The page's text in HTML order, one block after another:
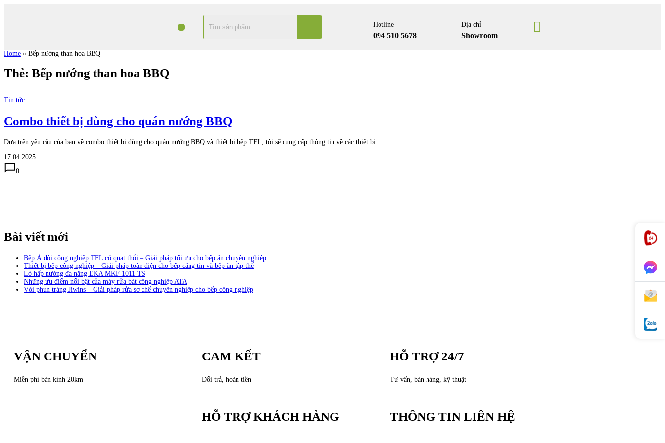
Hotline
094 510 5678
Địa chỉ
Showroom
Home » Bếp nướng than hoa BBQ
Thẻ: Bếp nướng than hoa BBQ
Tin tức
Combo thiết bị dùng cho quán nướng BBQ
Dựa trên yêu cầu của bạn về combo thiết bị dùng cho quán nướng BBQ và thiết bị bếp TFL, tôi sẽ cung cấp thông tin về các thiết bị…
17.04.2025
0
Bài viết mới
Bếp Á đôi công nghiệp TFL có quạt thổi – Giải pháp tối ưu cho bếp ăn chuyên nghiệp
Thiết bị bếp công nghiệp – Giải pháp toàn diện cho bếp căng tin và bếp ăn tập thể
Lò hấp nướng đa năng EKA MKF 1011 TS
Những ưu điểm nổi bật của máy rửa bát công nghiệp ATA
Vòi phun tráng Jiwins – Giải pháp rửa sơ chế chuyên nghiệp cho bếp công nghiệp
VẬN CHUYỂN
Miễn phí bán kính 20km
CAM KẾT
Đổi trả, hoàn tiền
HỖ TRỢ 24/7
Tư vấn, bán hàng, kỹ thuật
HỖ TRỢ KHÁCH HÀNG THÔNG TIN LIÊN HỆ